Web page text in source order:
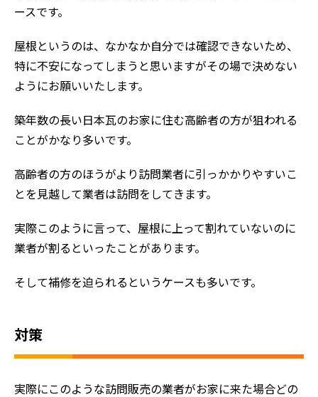
ースです。
屋根というのは、なかなか自分では確認できないため、
特に不安になってしまうと思いますがその場で決めない
ようにお願いいたします。
築年数の長い日本瓦のお家に住む高齢者の方が狙われる
ことがかなり多いです。
高齢者の方のほうがより訪問業者に引っかかりやすいこ
とを見越して業者は訪問をしてきます。
実際このように言って、屋根に上って割れていないのに
業者が割るといったことがあります。
そして補修を迫られるというケースも多いです。
対策
実際にこのような訪問販売の業者がお家に来た場合どの